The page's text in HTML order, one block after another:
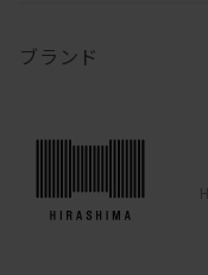
ブランド